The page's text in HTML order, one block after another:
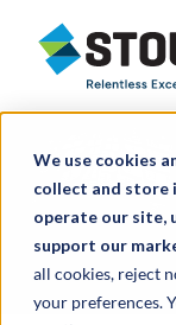
We use cookies
collect and store
operate our site,
support our
all cookies, reject
your preferences.
Stout